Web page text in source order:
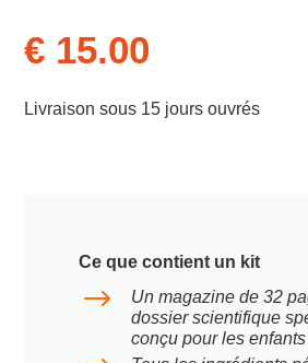
€ 15.00
Livraison sous 15 jours ouvrés
Ce que contient un kit
$
Un magazine de 32
dossier scientifique
conçu pour les enfants